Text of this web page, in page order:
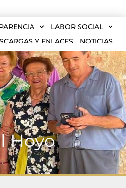
LABOR SOCIAL
Y ENLACES
NOTICIAS
Hoyo